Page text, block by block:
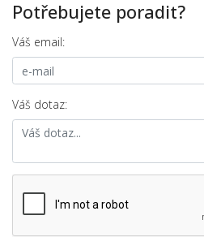
Potřebujete poradit?
Váš email:
Váš dotaz: